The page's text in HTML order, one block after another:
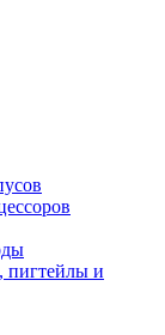
пигтейлы и